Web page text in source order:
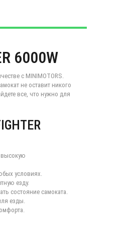
6000W
с MINIMOTORS.
не оставит никого
все, что нужно для
высокую
условиях.
езду.
состояние самоката.
езды.